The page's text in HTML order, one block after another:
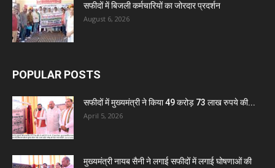
सफीदों में बिजली कर्मचारियों का जोरदार प्रदर्शन
August 6, 2026
POPULAR POSTS
सफीदों में मुख्यमंत्री ने किया 49 करोड़ 73 लाख रुपये की...
April 5, 2026
मुख्यमंत्री नायब सैनी ने लगाई सफीदों में लगाई घोषणाओं की